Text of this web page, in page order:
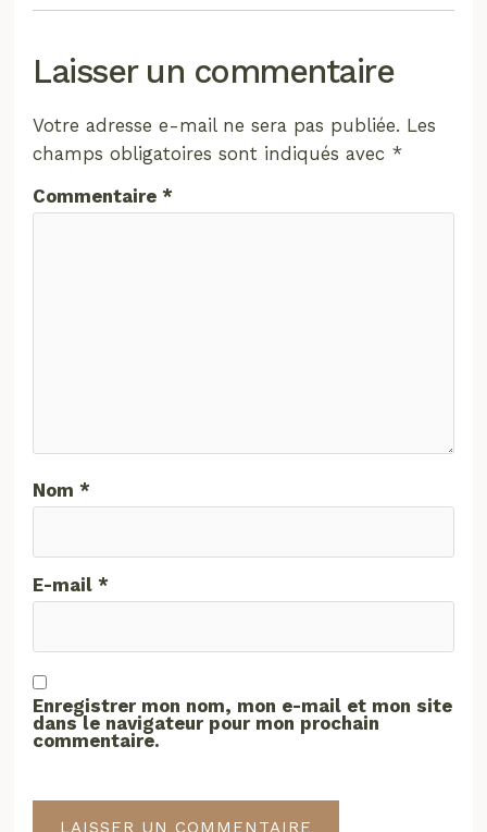
Laisser un commentaire
Votre adresse e-mail ne sera pas publiée. Les
champs obligatoires sont indiqués avec *
Commentaire*
Nom*
E-mail*
Enregistrer mon nom, mon e-mail et mon site
dans le navigateur pour mon prochain
commentaire.